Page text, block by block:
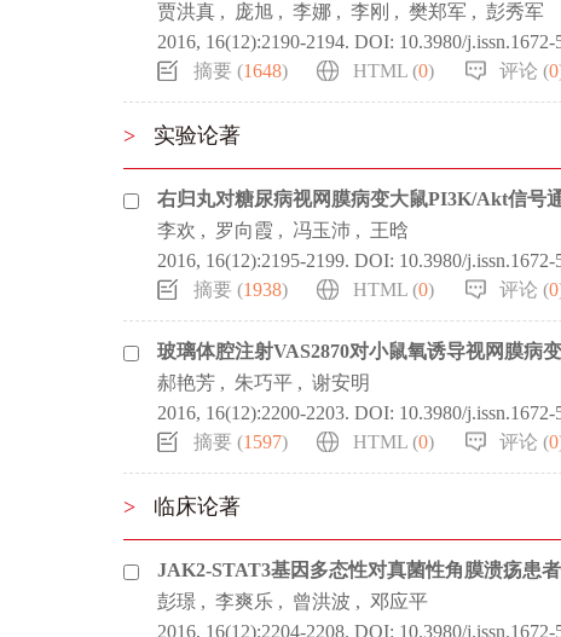
贾洪真 , 庞旭 , 李娜 , 李刚 , 樊郑军 , 彭秀军
2016, 16(12):2190-2194. DOI: 10.3980/
摘要 (1648) HTML (0) 评论 (0
> 实验论著
右归丸对糖尿病视网膜病变大鼠PI3K/Akt信号
李欢 , 罗向霞 , 冯玉沛 , 王晗
2016, 16(12):2195-2199. DOI: 10.3980/
摘要 (1938) HTML (0) 评论 (0
玻璃体腔注射VAS2870对小鼠氧诱导视网膜病
郝艳芳 , 朱巧平 , 谢安明
2016, 16(12):2200-2203. DOI: 10.3980/
摘要 (1597) HTML (0) 评论 (0
> 临床论著
JAK2-STAT3基因多态性对真菌性角膜溃疡患
彭璟 , 李爽乐 , 曾洪波 , 邓应平
2016, 16(12):2204-2208. DOI: 10.3980/